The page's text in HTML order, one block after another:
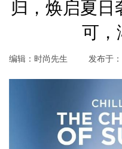
归，焕启夏日
可，
编辑：时尚先生 发布于